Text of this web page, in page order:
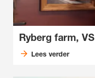
Ryberg farm, VS
Lees verder